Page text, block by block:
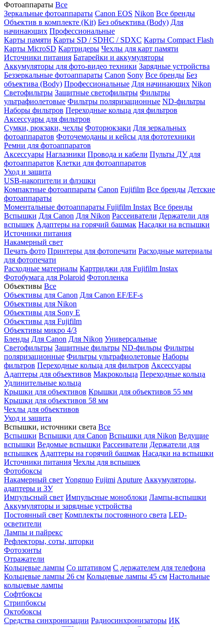
Фотоаппараты Все
Зеркальные фотоаппараты Canon EOS Nikon Все бренды
Объектив в комплекте (Kit) Без объектива (Body) Для
начинающих Профессиональные
Карты памяти Карты SD / SDHC / SDXC Карты Compact Flash
Карты MicroSD Картридеры Чехлы для карт памяти
Источники питания Батарейки и аккумуляторы
Аккумуляторы для фото-видео техники Зарядные устройства
Беззеркальные фотоаппараты Canon Sony Все бренды Без
объектива (Body) Профессиональные Для начинающих Nikon
Светофильтры Защитные светофильтры Фильтры
ультрафиолетовые Фильтры поляризационные ND-фильтры
Наборы фильтров Переходные кольца для фильтров
Аксессуары для фильтров
Сумки, рюкзаки, чехлы Фоторюкзаки Для зеркальных
фотоаппаратов Фоточемоданы и кейсы для фототехники
Ремни для фотоаппаратов
Аксессуары Наглазники Провода и кабели Пульты ДУ для
фотоаппаратов Клетки для фотоаппаратов
Уход и защита
USB-накопители и флэшки
Компактные фотоаппараты Canon Fujifilm Все бренды Детские
фотоаппараты
Моментальные фотоаппараты Fujifilm Instax Все бренды
Вспышки Для Canon Для Nikon Рассеиватели Держатели для
вспышек Адаптеры на горячий башмак Насадки на вспышки
Источники питания
Накамерный свет
Печать фото Принтеры для фотопечати Расходные материалы
для фотопечати
Расходные материалы Картриджи для Fujifilm Instax
Фотобумага для Polaroid Фотопленка
Объективы Все
Объективы для Canon Для Canon EF/EF-s
Объективы для Nikon
Объективы для Sony E
Объективы для Fujifilm
Объективы микро 4/3
Бленды Для Canon Для Nikon Универсальные
Светофильтры Защитные фильтры ND-фильры Фильтры
поляризационные Фильтры ультрафиолетовые Наборы
фильтров Переходные кольца для фильтров Аксессуары
Адаптеры для объективов Макрокольца Переходные кольца
Удлинительные кольца
Крышки для объективов Крышки для объективов 55 мм
Крышки для объективов 58 мм
Чехлы для объективов
Уход и защита
Вспышки, источники света Все
Вспышки Вспышки для Canon Вспышки для Nikon Ведущие
вспышки Ведомые вспышки Рассеиватели Держатели для
вспышкек Адаптеры на горячий башмак Насадки на вспышки
Источники питания Чехлы для вспышек
Фотобоксы
Накамерный свет Yongnuo Fujimi Aputure Аккумуляторы,
адаптеры и ЗУ
Импульсный свет Импульсные моноблоки Лампы-вспышки
Аккумуляторы и зарядные устройства
Постоянный свет Комплекты постоянного света LED-
осветители
Лампы и пайрекс
Рефлекторы, соты, шторки
Фотозонты
Отражатели
Кольцевые лампы Со штативом С держателем для телефона
Кольцевые лампы 26 см Кольцевые лампы 45 см Настольные
кольцевые лампы
Софтбоксы
Стрипбоксы
Октобоксы
Средства синхронизации Радиосинхронизаторы ИК